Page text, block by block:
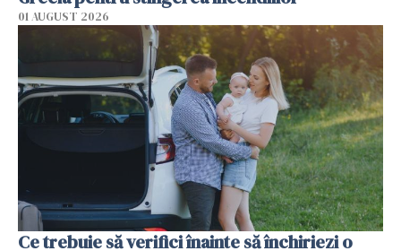
01 AUGUST 2026
Ce trebuie să verifici înainte să închiriezi o